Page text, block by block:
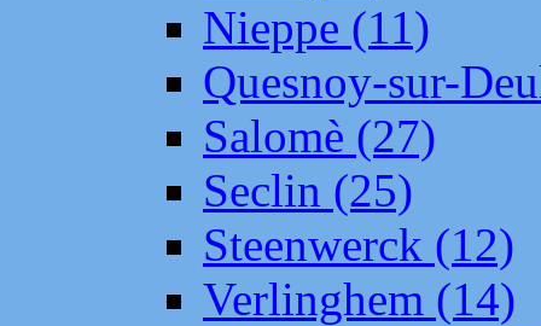
Nieppe (11)
Quesnoy-sur-
Salomè (27)
Seclin (25)
Steenwerck (12)
Verlinghem (14)